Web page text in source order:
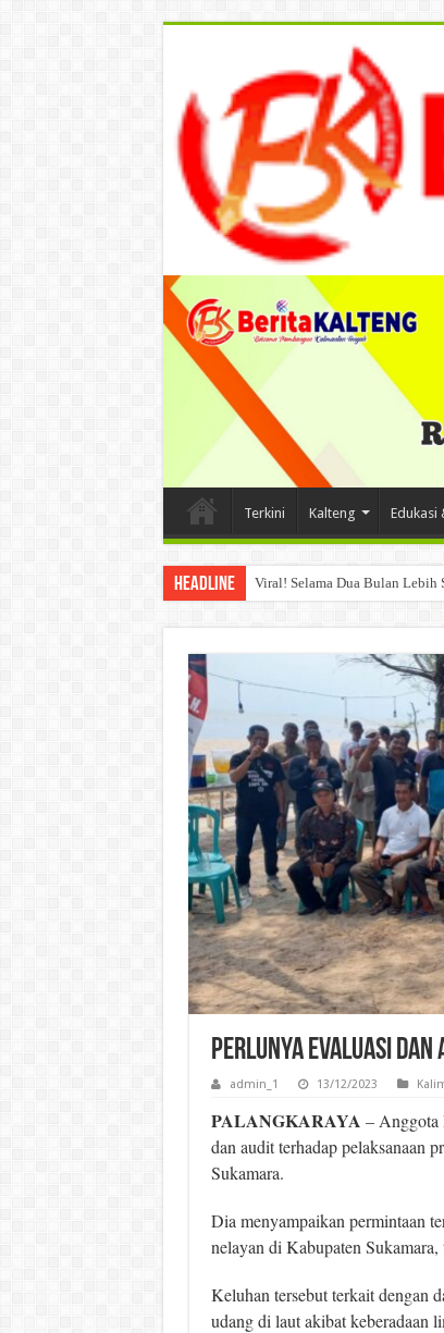
Terkini Kalteng Edukasi
Headline Viral! Selama Dua Bulan Lebih
Perlunya Evaluasi
admin_1 13/12/2023
PALANGKARAYA – Anggota
dan audit terhadap pelaksanaan
Sukamara.
Dia menyampaikan permintaan
nelayan di Kabupaten
Keluhan tersebut terkait dengan
udang di laut akibat keberadaan